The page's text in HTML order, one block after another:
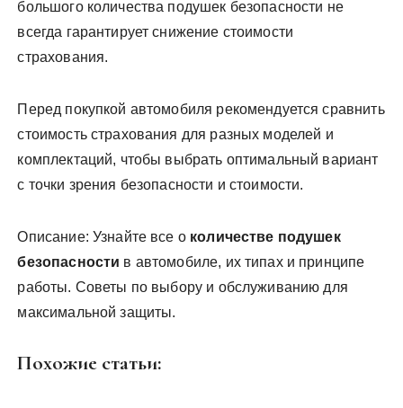
большого количества подушек безопасности не
всегда гарантирует снижение стоимости
страхования.
Перед покупкой автомобиля рекомендуется сравнить
стоимость страхования для разных моделей и
комплектаций, чтобы выбрать оптимальный вариант
с точки зрения безопасности и стоимости.
Описание: Узнайте все о количестве подушек
безопасности в автомобиле, их типах и принципе
работы. Советы по выбору и обслуживанию для
максимальной защиты.
Похожие статьи: